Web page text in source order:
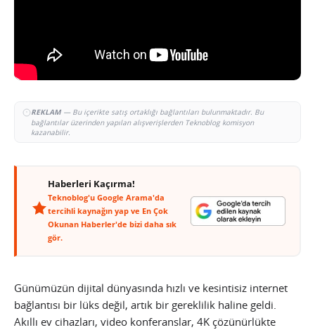
REKLAM— Bu içerikte satış ortaklığı bağlantıları bulunmaktadır. Bu
bağlantılar üzerinden yapılan alışverişlerden Teknoblog komisyon
kazanabilir.
Haberleri Kaçırma!
Teknoblog'u Google Arama'da
tercihli kaynağın yap ve En Çok
Okunan Haberler'de bizi daha sık
gör.
Günümüzün dijital dünyasında hızlı ve kesintisiz internet
bağlantısı bir lüks değil, artık bir gereklilik haline geldi.
Akıllı ev cihazları, video konferanslar, 4K çözünürlükte